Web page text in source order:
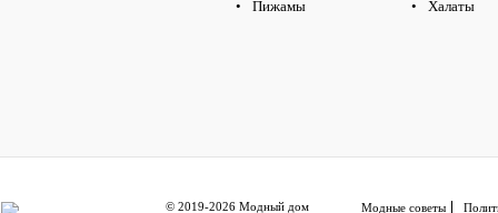
Пижамы
Халаты
© 2019-2026 Модный дом Модные советы